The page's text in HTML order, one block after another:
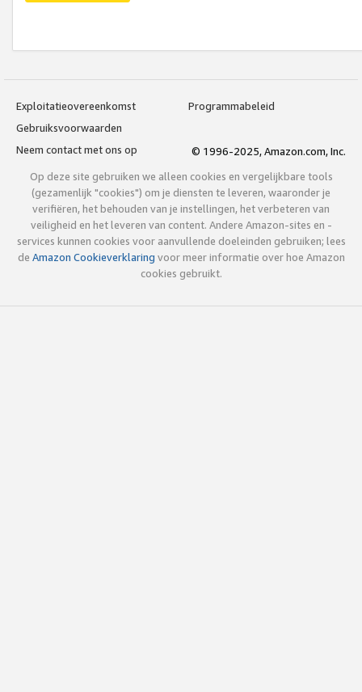
Exploitatieovereenkomst
Programmabeleid
Gebruiksvoorwaarden
Neem contact met ons op
© 1996-2025, Amazon.com, Inc.
Op deze site gebruiken we alleen cookies en vergelijkbare tools
(gezamenlijk "cookies") om je diensten te leveren, waaronder je
verifiëren, het behouden van je instellingen, het verbeteren van
veiligheid en het leveren van content. Andere Amazon-sites en -
services kunnen cookies voor aanvullende doeleinden gebruiken; lees
de Amazon Cookieverklaring voor meer informatie over hoe Amazon
cookies gebruikt.